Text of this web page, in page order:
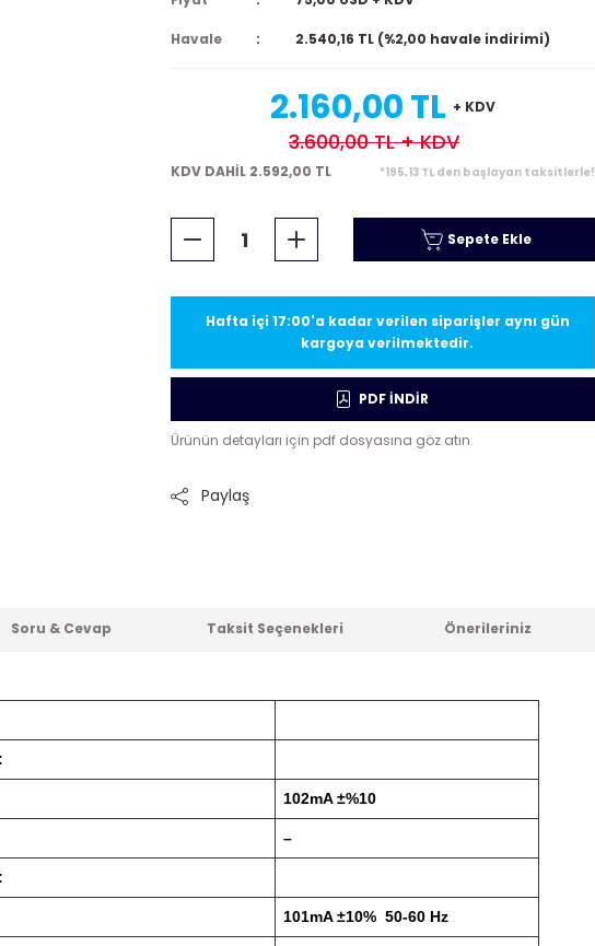
Havale 2.540,16 TL (%2,00 havale indirimi)
2.160,00 TL + KDV
3.600,00 TL+ KDV
KDV DAHİL 2.592,00 TL *195,13 TL den başlayan taksitlerle!
Sepete Ekle
Hafta içi 17:00'a kadar verilen siparişler aynı gün
kargoya verilmektedir.
PDF İNDİR
Ürünün detayları için pdf dosyasına göz atın.
Paylaş
Soru & Cevap Taksit Seçenekleri Önerileriniz
102mA ±%10
–
101mA ±10% 50-60 Hz